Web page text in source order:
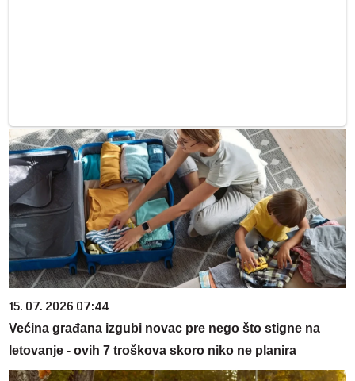
15. 07. 2026 07:44
Većina građana izgubi novac pre nego što stigne na
letovanje - ovih 7 troškova skoro niko ne planira